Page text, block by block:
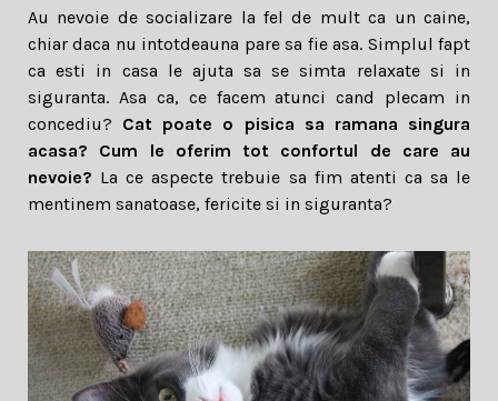
Au nevoie de socializare la fel de mult ca un caine,
chiar daca nu intotdeauna pare sa fie asa. Simplul fapt
ca esti in casa le ajuta sa se simta relaxate si in
siguranta. Asa ca, ce facem atunci cand plecam in
concediu? Cat poate o pisica sa ramana singura
acasa? Cum le oferim tot confortul de care au
nevoie? La ce aspecte trebuie sa fim atenti ca sa le
mentinem sanatoase, fericite si in siguranta?